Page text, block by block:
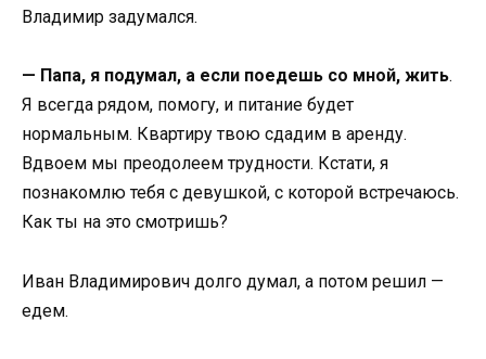
Владимир задумался.
— Папа, я подумал, а если поедешь со мной, жить.
Я всегда рядом, помогу, и питание будет
нормальным. Квартиру твою сдадим в аренду.
Вдвоем мы преодолеем трудности. Кстати, я
познакомлю тебя с девушкой, с которой встречаюсь.
Как ты на это смотришь?
Иван Владимирович долго думал, а потом решил —
едем.